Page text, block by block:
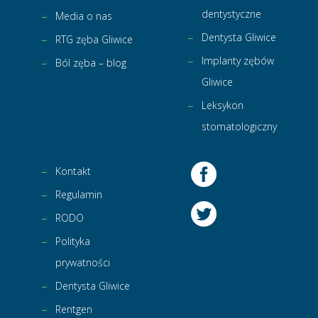
Media o nas
RTG zęba Gliwice
Ból zęba – blog
dentystyczne
Dentysta Gliwice
Implanty zębów
Gliwice
Leksykon
stomatologiczny
Kontakt
Regulamin
RODO
Polityka
prywatności
Dentysta Gliwice
Rentgen